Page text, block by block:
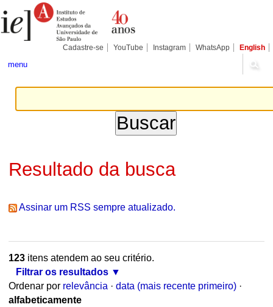
para
conteúdo.
Pessoais
Cadastre-se YouTube Instagram WhatsApp English
menu
Resultado da busca
Assinar um RSS sempre atualizado.
123itens atendem ao seu critério.
Filtrar os resultados
Ordenar por relevância · data (mais recente primeiro) ·
alfabeticamente